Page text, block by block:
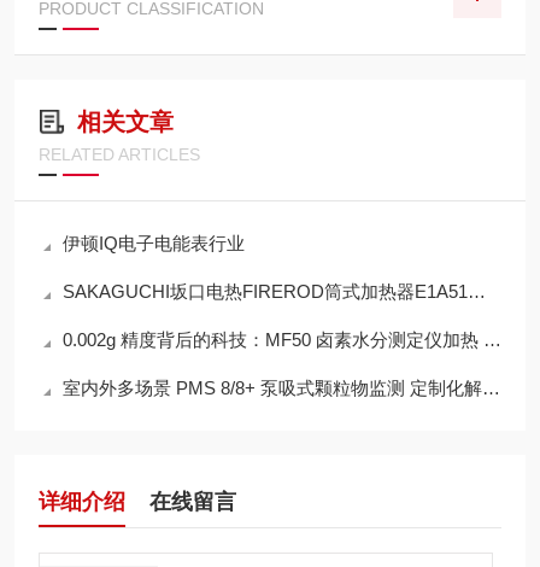
PRODUCT CLASSIFICATION
相关文章
RELATED ARTICLES
伊顿IQ电子电能表行业
SAKAGUCHI坂口电热FIREROD筒式加热器E1A51操作使用
0.002g 精度背后的科技：MF50 卤素水分测定仪加热 - 称重协同机制
室内外多场景 PMS 8/8+ 泵吸式颗粒物监测 定制化解决方案
详细介绍 在线留言